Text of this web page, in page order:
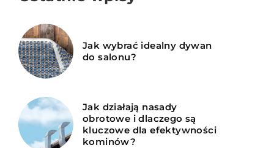
Jak wybrać idealny dywan
do salonu?
Jak działają nasady
obrotowe i dlaczego są
kluczowe dla efektywności
kominów?